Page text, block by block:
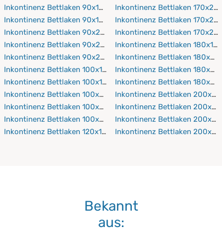
Inkontinenz Bettlaken 90x150 cm
Inkontinenz Bettlaken 90x190 cm
Inkontinenz Bettlaken 90x200 cm
Inkontinenz Bettlaken 90x210 cm
Inkontinenz Bettlaken 90x220 cm
Inkontinenz Bettlaken 100x150 cm
Inkontinenz Bettlaken 100x190 cm
Inkontinenz Bettlaken 100x200 cm
Inkontinenz Bettlaken 100x210 cm
Inkontinenz Bettlaken 100x220 cm
Inkontinenz Bettlaken 120x190 cm
Inkontinenz Bettlaken
Inkontinenz Bettlaken
Inkontinenz Bettlaken
Inkontinenz Bettlaken
Inkontinenz Bettlaken
Inkontinenz Bettlaken
Inkontinenz Bettlaken
Inkontinenz Bettlaken
Inkontinenz Bettlaken
Inkontinenz Bettlaken
Inkontinenz Bettlaken
Bekannt
aus: